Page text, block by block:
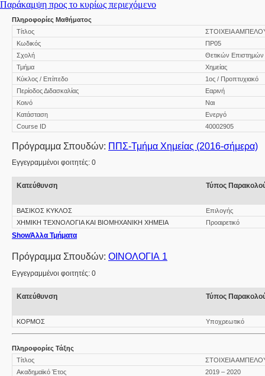
Παράκαμψη προς το κυρίως περιεχόμενο
Πληροφορίες Μαθήματος
Τίτλος
ΣΤΟΙΧΕΙΑ
Κωδικός
ΠΡ05
Σχολή
Θετικών Επιστημών
Τμήμα
Χημείας
Κύκλος / Επίπεδο
1ος / Προπτυχιακό
Περίοδος Διδασκαλίας
Εαρινή
Κοινό
Ναι
Κατάσταση
Ενεργό
Course ID
40002905
Πρόγραμμα Σπουδών: ΠΠΣ-Τμήμα Χημείας (2016-σήμερα)
Εγγεγραμμένοι φοιτητές: 0
Κατεύθυνση Τύπος
ΒΑΣΙΚΟΣ ΚΥΚΛΟΣ
Επιλογής
ΧΗΜΙΚΗ ΤΕΧΝΟΛΟΓΙΑ ΚΑΙ ΒΙΟΜΗΧΑΝΙΚΗ ΧΗΜΕΙΑ
Προαιρετικό
ShowΆλλα Τμήματα
Πρόγραμμα Σπουδών: ΟΙΝΟΛΟΓΙΑ 1
Εγγεγραμμένοι φοιτητές: 0
Κατεύθυνση Τύπος
ΚΟΡΜΟΣ Υποχρεωτικό
Πληροφορίες Τάξης
Τίτλος
ΣΤΟΙΧΕΙΑ
Ακαδημαϊκό Έτος
2019 – 2020